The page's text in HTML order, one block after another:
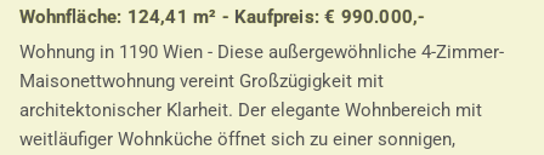
Wohnfläche: 124,41 m² - Kaufpreis: € 990.000,-
Wohnung in 1190 Wien - Diese außergewöhnliche 4-Zimmer-
Maisonettwohnung vereint Großzügigkeit mit
architektonischer Klarheit. Der elegante Wohnbereich mit
weitläufiger Wohnküche öffnet sich zu einer sonnigen,